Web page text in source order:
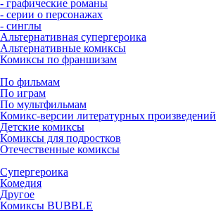
- графические романы
- серии о персонажах
- синглы
Альтернативная супергероика
Альтернативные комиксы
Комиксы по франшизам
По фильмам
По играм
По мультфильмам
Комикс-версии литературных произведений
Детские комиксы
Комиксы для подростков
Отечественные комиксы
Супергероика
Комедия
Другое
Комиксы BUBBLE